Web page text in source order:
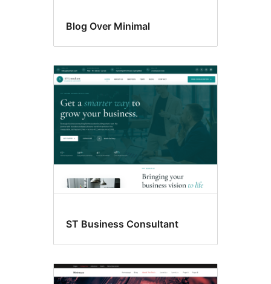
Blog Over Minimal
ST Business Consultant